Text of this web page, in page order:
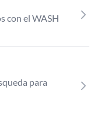
con el WASH
para